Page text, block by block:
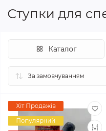
Ступки для
Каталог
Хіт Продажів
Популярний